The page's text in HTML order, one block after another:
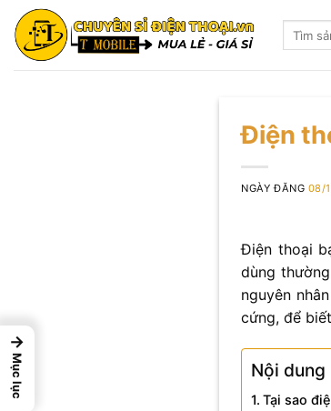
Skip
content
Tìm
Điện
NGÀY ĐĂNG 08/
Điện thoại
dùng
nguyên
cứng, để
Nội
Tại sao
→
Mục lục